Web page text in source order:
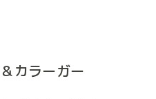
カラーガー